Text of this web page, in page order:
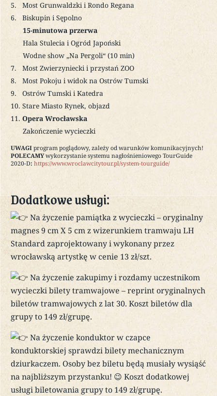
Most Grunwaldzki i Rondo Regana
Biskupin i Sępolno
15-minutowa przerwa
Hala Stulecia i Ogród Japoński
Wodne show „Na Pergoli“ (10 min)
Most Zwierzyniecki i przystań ZOO
Most Pokoju i widok na Ostrów Tumski
Ostrów Tumski i Katedra
Stare Miasto Rynek, objazd
Opera Wrocławska
Zakończenie wycieczki
UWAGIprogram poglądowy, zależy od warunków komunikacyjnych!
POLECAMYwykorzystanie systemu nagłośnieniowego TourGuide
2020-D: https://www.wroclawcitytour.pl/system-tourguide/
Dodatkowe usługi:
Na życzenie pamiątka z wycieczki – oryginalny
magnes 9 cm X 5 cm z wizerunkiem tramwaju LH
Standard zaprojektowany i wykonany przez
wrocławską artystkę w cenie 13 zł/szt.
Na życzenie zakupimy i rozdamy uczestnikom
wycieczki bilety tramwajowe – reprint oryginalnych
biletów tramwajowych z lat 30. Koszt biletów dla
grupy to 149 zł/grupę.
Na życzenie konduktor w czapce
konduktorskiej sprawdzi bilety mechanicznym
dziurkaczem. Osoby bez biletu będą musiały wysiąść
na najbliższym przystanku! 😉 Koszt dodatkowej
usługi biletowania grupy to 149 zł/grupę.